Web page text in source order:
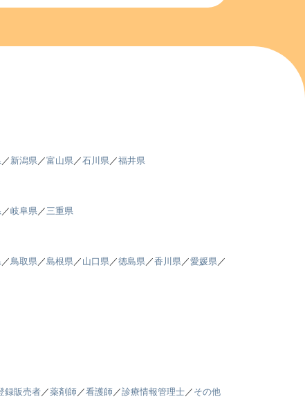
／ 新潟県／富山県／石川県／福井県
／岐阜県／三重県
／鳥取県／島根県／ 山口県／徳島県／香川県／愛媛県／
録販売者／薬剤師 ／看護師 ／診療情報管理士／ その他